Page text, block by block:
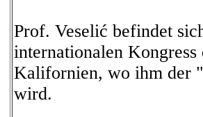
Prof. Veselić befindet
internationalen
Kalifornien, wo ihm der
wird.